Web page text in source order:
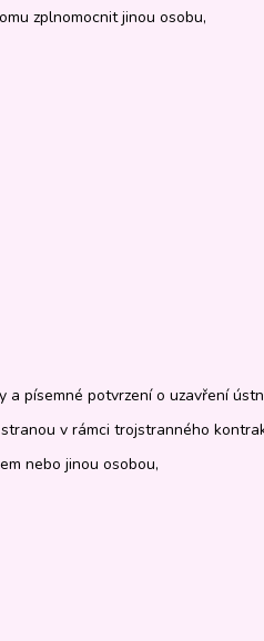
zplnomocnit jinou osobu,
písemné potvrzení o uzavření
v rámci trojstranného
nebo jinou osobou,